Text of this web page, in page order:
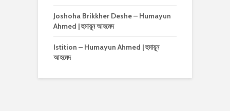
Joshoha Brikkher Deshe – Humayun
Ahmed | হুমায়ূন আহমেদ
Istition – Humayun Ahmed | হুমায়ূন
আহমেদ